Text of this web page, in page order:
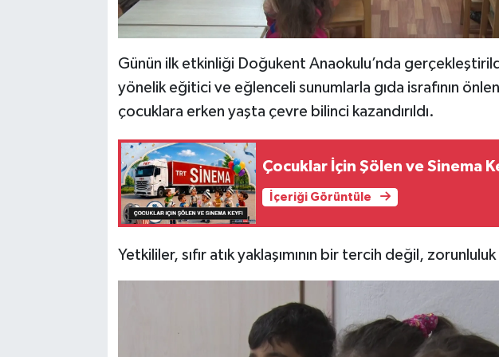
Günün ilk etkinliği Doğukent Anaokulu’nda
yönelik eğitici ve eğlenceli sunumlarla gıda israfının
çocuklara erken yaşta çevre bilinci kazandırıldı.
Çocuklar İçin Şölen ve Sinema
İçeriği Görüntüle
Yetkililer, sıfır atık yaklaşımının bir tercih değil,